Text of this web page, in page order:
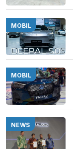
MOBIL
MOBIL
NEWS